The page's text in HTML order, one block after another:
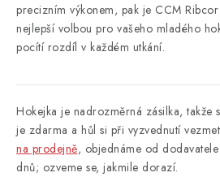
precizním výkonem, pak je CCM
nejlepší volbou pro vašeho mladého
pocítí rozdíl v každém utkání.
Hokejka je nadrozměrná zásilka, takže
je zdarma a hůl si při vyzvednutí
na prodejně, objednáme od
dnů; ozveme se, jakmile dorazí.